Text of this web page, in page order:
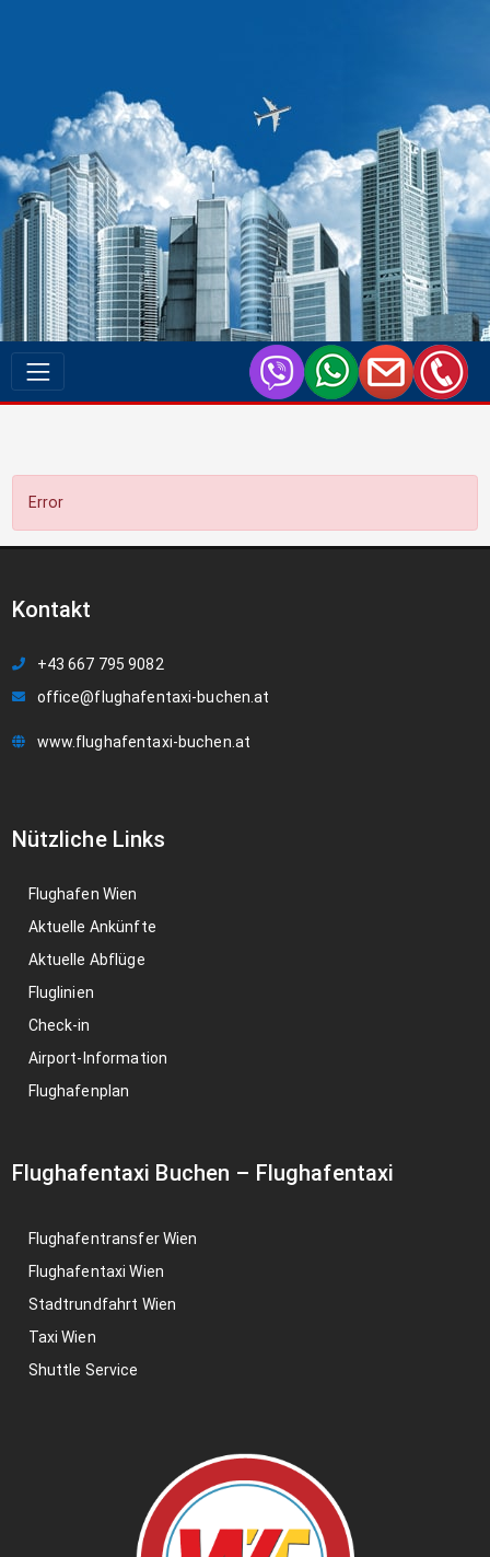
Error
Kontakt
+43 667 795 9082
office@flughafentaxi-buchen.at
www.flughafentaxi-buchen.at
Nützliche Links
Flughafen Wien
Aktuelle Ankünfte
Aktuelle Abflüge
Fluglinien
Check-in
Airport-Information
Flughafenplan
Flughafentaxi Buchen – Flughafentaxi
Flughafentransfer Wien
Flughafentaxi Wien
Stadtrundfahrt Wien
Taxi Wien
Shuttle Service